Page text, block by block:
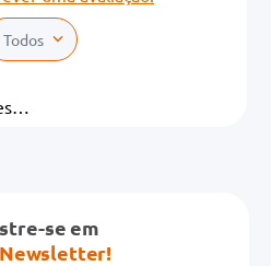
Todos
se em
Newsletter!